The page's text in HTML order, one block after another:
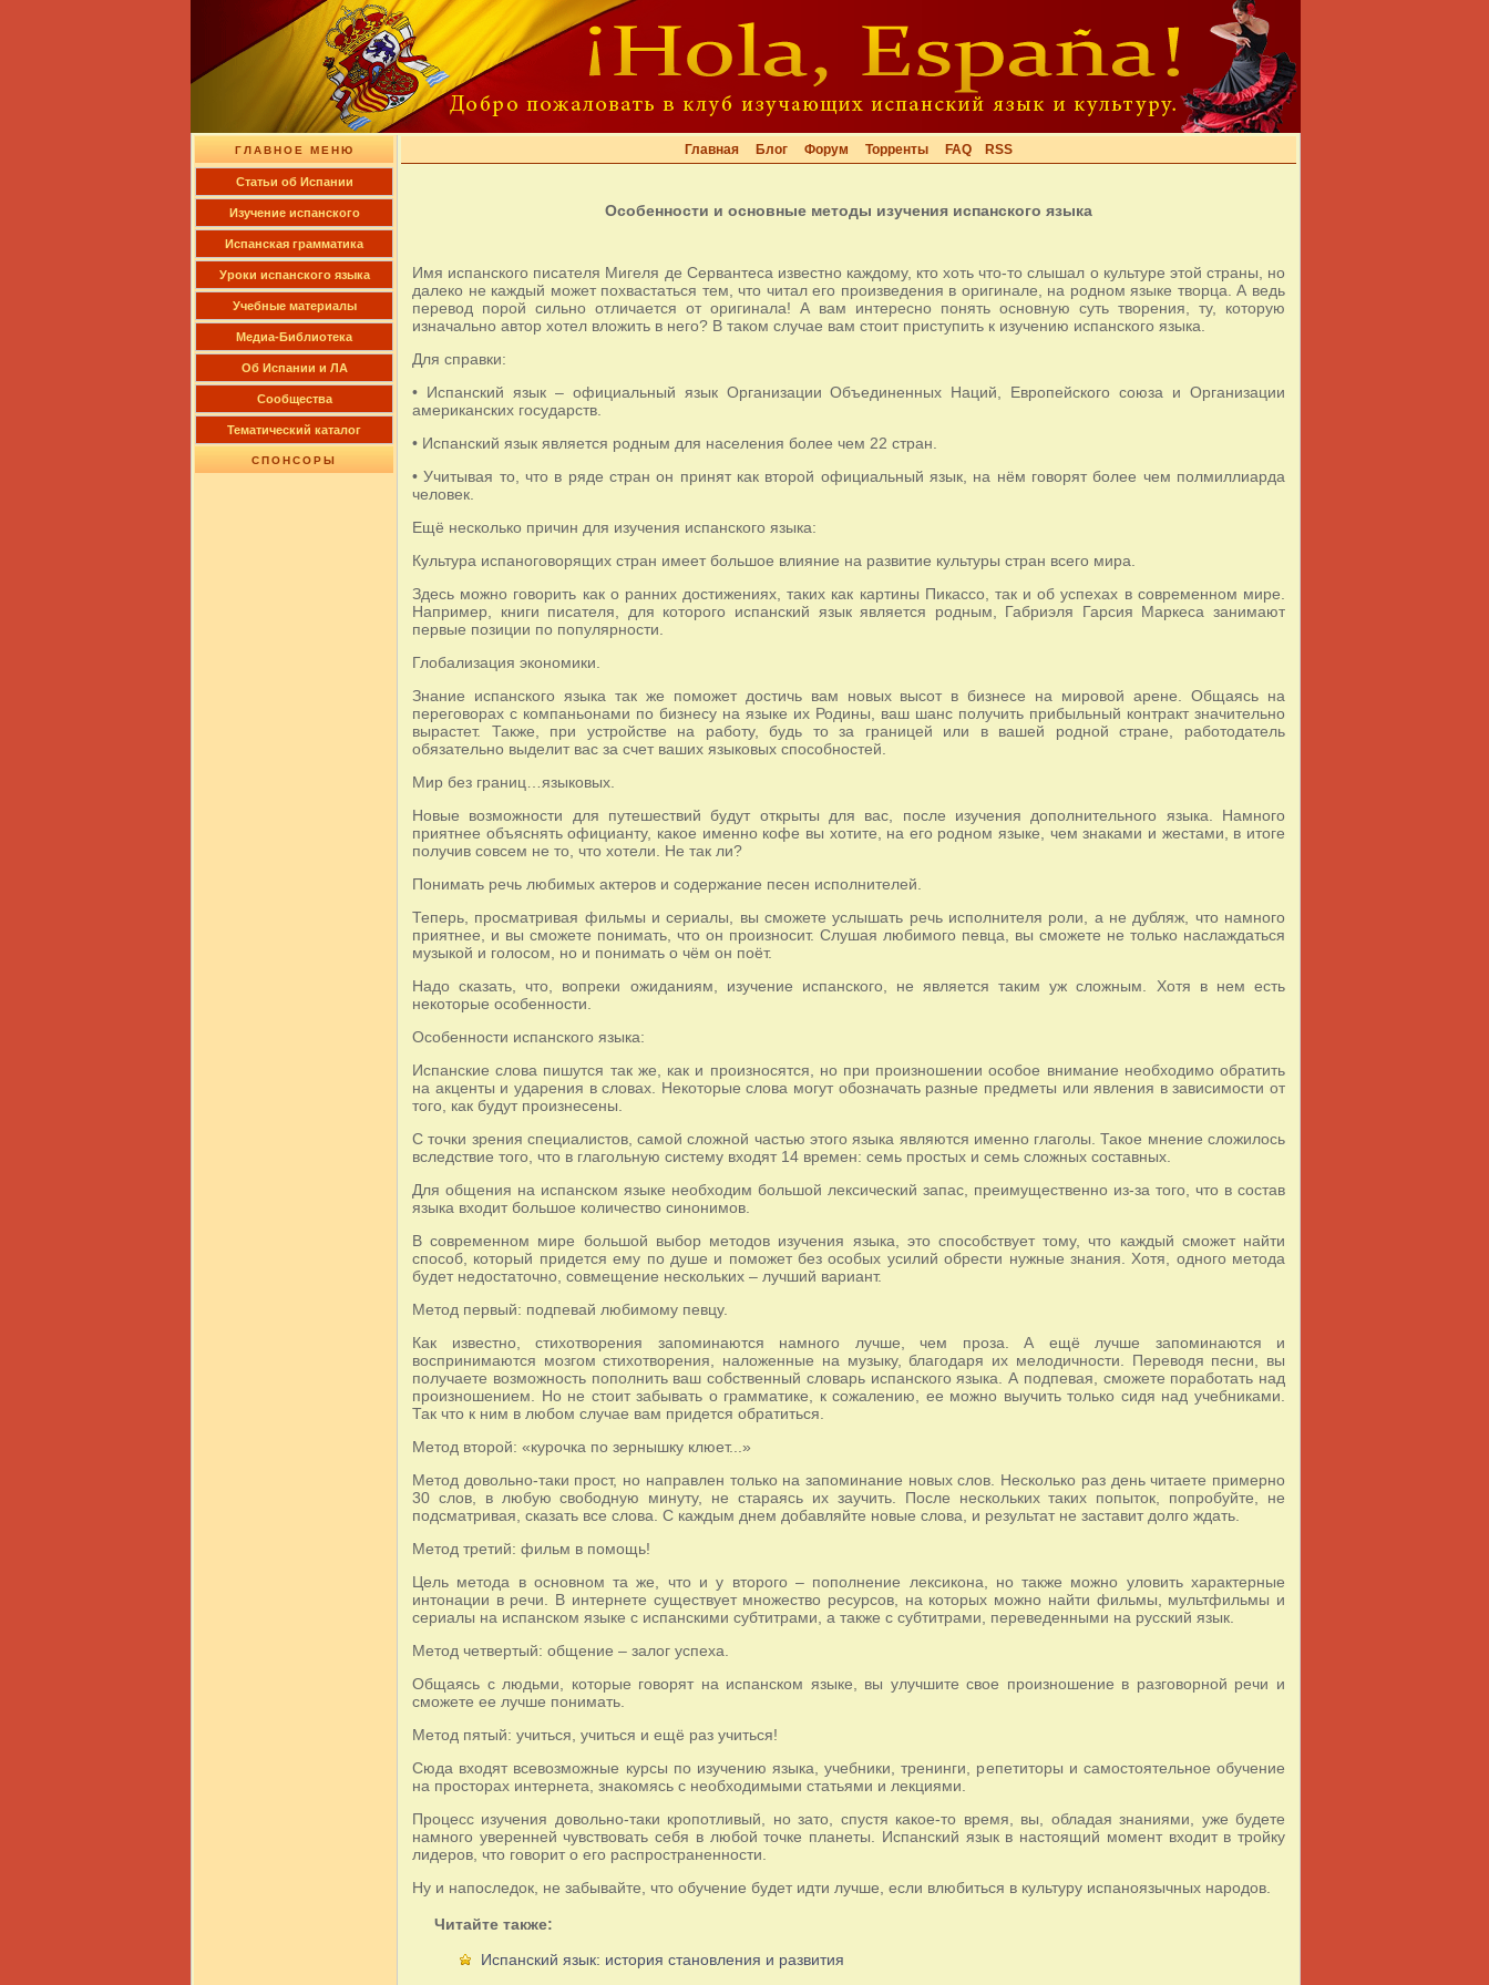
ГЛАВНОЕ МЕНЮ
Cтатьи об Испании
Изучение испанского
Испанская грамматика
Уроки испанского языка
Учебные материалы
Медиа-Библиотека
Об Испании и ЛА
Сообщества
Тематический каталог
СПОНСОРЫ
Главная Блог Форум Торренты FAQ RSS
Особенности и основные методы изучения испанского языка
Имя испанского писателя Мигеля де Сервантеса известно каждому, кто хоть что-то слышал о культуре этой страны, но
далеко не каждый может похвастаться тем, что читал его произведения в оригинале, на родном языке творца. А ведь
перевод порой сильно отличается от оригинала! А вам интересно понять основную суть творения, ту, которую
изначально автор хотел вложить в него? В таком случае вам стоит приступить к изучению испанского языка.
Для справки:
• Испанский язык – официальный язык Организации Объединенных Наций, Европейского союза и Организации
американских государств.
• Испанский язык является родным для населения более чем 22 стран.
• Учитывая то, что в ряде стран он принят как второй официальный язык, на нём говорят более чем полмиллиарда
человек.
Ещё несколько причин для изучения испанского языка:
Культура испаноговорящих стран имеет большое влияние на развитие культуры стран всего мира.
Здесь можно говорить как о ранних достижениях, таких как картины Пикассо, так и об успехах в современном мире.
Например, книги писателя, для которого испанский язык является родным, Габриэля Гарсия Маркеса занимают
первые позиции по популярности.
Глобализация экономики.
Знание испанского языка так же поможет достичь вам новых высот в бизнесе на мировой арене. Общаясь на
переговорах с компаньонами по бизнесу на языке их Родины, ваш шанс получить прибыльный контракт значительно
вырастет. Также, при устройстве на работу, будь то за границей или в вашей родной стране, работодатель
обязательно выделит вас за счет ваших языковых способностей.
Мир без границ…языковых.
Новые возможности для путешествий будут открыты для вас, после изучения дополнительного языка. Намного
приятнее объяснять официанту, какое именно кофе вы хотите, на его родном языке, чем знаками и жестами, в итоге
получив совсем не то, что хотели. Не так ли?
Понимать речь любимых актеров и содержание песен исполнителей.
Теперь, просматривая фильмы и сериалы, вы сможете услышать речь исполнителя роли, а не дубляж, что намного
приятнее, и вы сможете понимать, что он произносит. Слушая любимого певца, вы сможете не только наслаждаться
музыкой и голосом, но и понимать о чём он поёт.
Надо сказать, что, вопреки ожиданиям, изучение испанского, не является таким уж сложным. Хотя в нем есть
некоторые особенности.
Особенности испанского языка:
Испанские слова пишутся так же, как и произносятся, но при произношении особое внимание необходимо обратить
на акценты и ударения в словах. Некоторые слова могут обозначать разные предметы или явления в зависимости от
того, как будут произнесены.
С точки зрения специалистов, самой сложной частью этого языка являются именно глаголы. Такое мнение сложилось
вследствие того, что в глагольную систему входят 14 времен: семь простых и семь сложных составных.
Для общения на испанском языке необходим большой лексический запас, преимущественно из-за того, что в состав
языка входит большое количество синонимов.
В современном мире большой выбор методов изучения языка, это способствует тому, что каждый сможет найти
способ, который придется ему по душе и поможет без особых усилий обрести нужные знания. Хотя, одного метода
будет недостаточно, совмещение нескольких – лучший вариант.
Метод первый: подпевай любимому певцу.
Как известно, стихотворения запоминаются намного лучше, чем проза. А ещё лучше запоминаются и
воспринимаются мозгом стихотворения, наложенные на музыку, благодаря их мелодичности. Переводя песни, вы
получаете возможность пополнить ваш собственный словарь испанского языка. А подпевая, сможете поработать над
произношением. Но не стоит забывать о грамматике, к сожалению, ее можно выучить только сидя над учебниками.
Так что к ним в любом случае вам придется обратиться.
Метод второй: «курочка по зернышку клюет...»
Метод довольно-таки прост, но направлен только на запоминание новых слов. Несколько раз день читаете примерно
30 слов, в любую свободную минуту, не стараясь их заучить. После нескольких таких попыток, попробуйте, не
подсматривая, сказать все слова. С каждым днем добавляйте новые слова, и результат не заставит долго ждать.
Метод третий: фильм в помощь!
Цель метода в основном та же, что и у второго – пополнение лексикона, но также можно уловить характерные
интонации в речи. В интернете существует множество ресурсов, на которых можно найти фильмы, мультфильмы и
сериалы на испанском языке с испанскими субтитрами, а также с субтитрами, переведенными на русский язык.
Метод четвертый: общение – залог успеха.
Общаясь с людьми, которые говорят на испанском языке, вы улучшите свое произношение в разговорной речи и
сможете ее лучше понимать.
Метод пятый: учиться, учиться и ещё раз учиться!
Сюда входят всевозможные курсы по изучению языка, учебники, тренинги, репетиторы и самостоятельное обучение
на просторах интернета, знакомясь с необходимыми статьями и лекциями.
Процесс изучения довольно-таки кропотливый, но зато, спустя какое-то время, вы, обладая знаниями, уже будете
намного уверенней чувствовать себя в любой точке планеты. Испанский язык в настоящий момент входит в тройку
лидеров, что говорит о его распространенности.
Ну и напоследок, не забывайте, что обучение будет идти лучше, если влюбиться в культуру испаноязычных народов.
Читайте также:
Испанский язык: история становления и развития